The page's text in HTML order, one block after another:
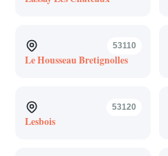
53110
Le Housseau Bretignolles
53120
Lesbois